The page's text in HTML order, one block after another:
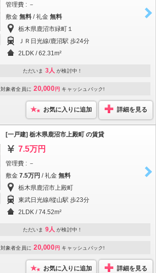
管理費 : －
敷金 無料 / 礼金 無料
栃木県鹿沼市緑町１
ＪＲ日光線/鹿沼駅 歩24分
2LDK / 62.31m²
ただいま 3人 が検討中！
対象者全員に 20,000 円 キャッシュバック!
お気に入りに追加 詳細を見る
[一戸建] 栃木県鹿沼市上殿町 の賃貸
7.5万円
管理費 : －
敷金 7.5万円 / 礼金 無料
栃木県鹿沼市上殿町
東武日光線/樅山駅 歩23分
2LDK / 74.52m²
ただいま 9人 が検討中！
対象者全員に 20,000 円 キャッシュバック!
お気に入りに追加 詳細を見る